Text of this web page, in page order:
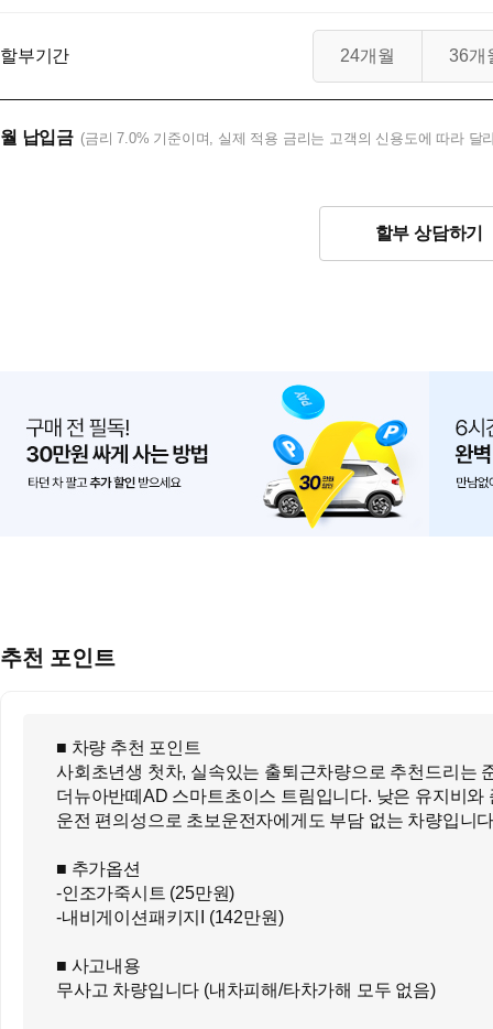
할부기간 24개월 36개
월 납입금 (금리 7.0% 기준이며, 실제 적용 금리는 고객의 신용도에 따라 달
할부 상담하기
추천 포인트
■ 차량 추천 포인트
사회초년생 첫차, 실속있는 출퇴근차량으로 추천드리는
더뉴아반떼AD 스마트초이스 트림입니다. 낮은 유지비와
운전 편의성으로 초보운전자에게도 부담 없는 차량입니
■ 추가옵션
-인조가죽시트 (25만원)
-내비게이션패키지I (142만원)
■ 사고내용
무사고 차량입니다 (내차피해/타차가해 모두 없음)